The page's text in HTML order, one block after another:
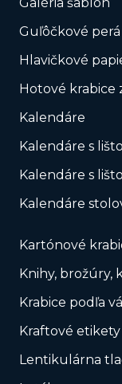
Guľôčkové
Hlavičkové
Hotové krabice
Kalendáre
Kalendáre s
Kalendáre s
Kalendáre
Kartónové
Knihy, brožúry,
Krabice podľa
Kraftové etikety
Lentikulárna